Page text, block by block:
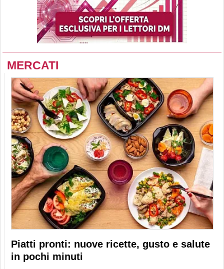
MERCATI
Piatti pronti: nuove ricette, gusto e salute
in pochi minuti